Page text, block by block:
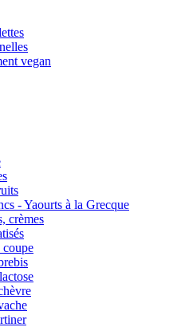
vegan
- Yaourts à la Grecque
crèmes
coupe